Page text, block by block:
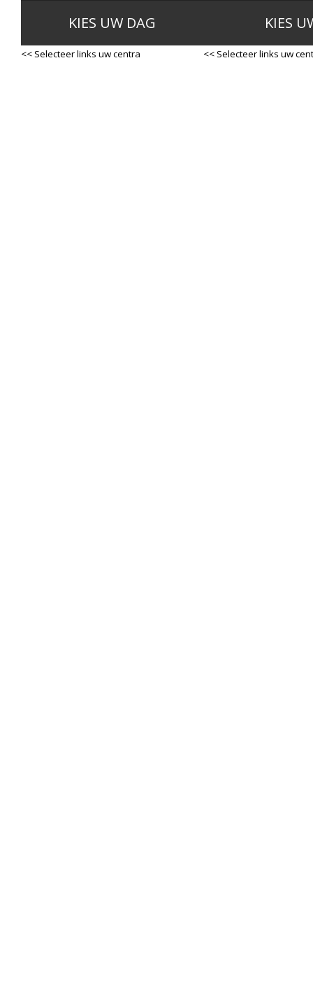
KIES UW DAG
<< Selecteer links uw centra
KIES
<< Selecteer links uw